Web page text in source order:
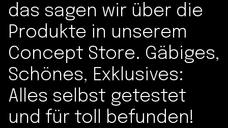
das sagen wir über die
Produkte in unserem
Concept Store. Gäbiges,
Schönes, Exklusives:
Alles selbst getestet
und für toll befunden!